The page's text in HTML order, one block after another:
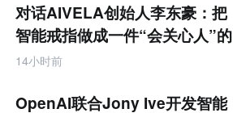
来
零
售
跨
境
产
对话AIVELA创始人李东豪：把
智能戒指做成一件“会关心人”的
饰品
14小时前
OpenAI联合Jony Ive开发智能